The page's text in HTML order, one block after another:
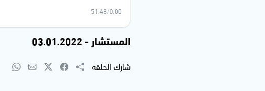
0:00
/
51:48
المستشار - 03.01.2022
شارك الحلقة